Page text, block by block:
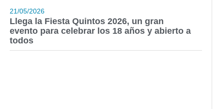
21/05/2026
Llega la Fiesta Quintos 2026, un gran
evento para celebrar los 18 años y abierto a
todos